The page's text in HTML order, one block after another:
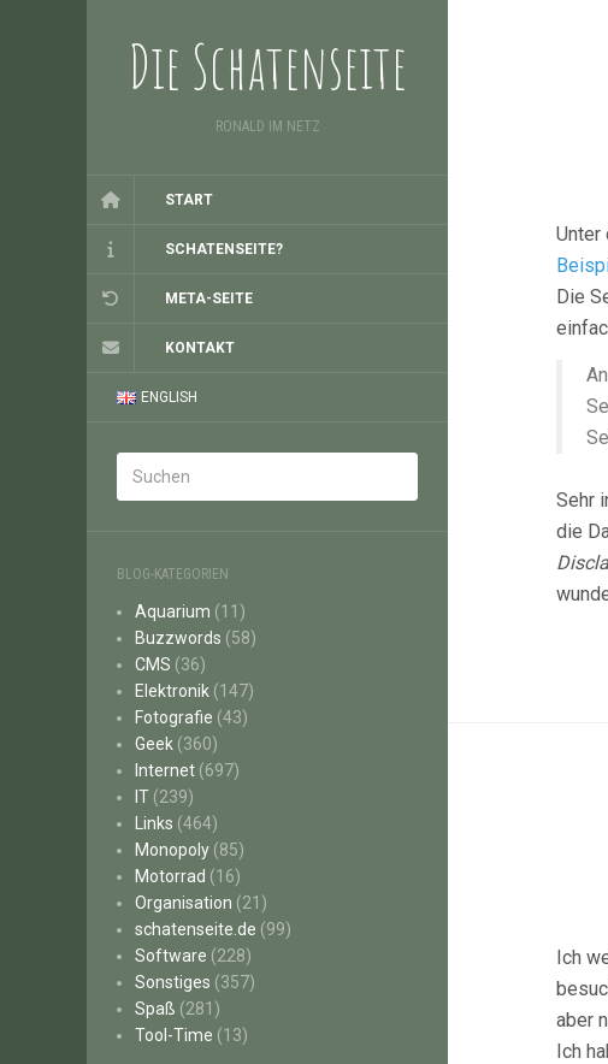
Die Schatenseite
RONALD IM NETZ
START
SCHATENSEITE?
META-SEITE
KONTAKT
ENGLISH
BLOG-KATEGORIEN
Aquarium (11)
Buzzwords (58)
CMS (36)
Elektronik (147)
Fotografie (43)
Geek (360)
Internet (697)
IT (239)
Links (464)
Monopoly (85)
Motorrad (16)
Organisation (21)
schatenseite.de (99)
Software (228)
Sonstiges (357)
Spaß (281)
Tool-Time (13)
Unter
Die
Sehr
die
Ich
aber
Ich